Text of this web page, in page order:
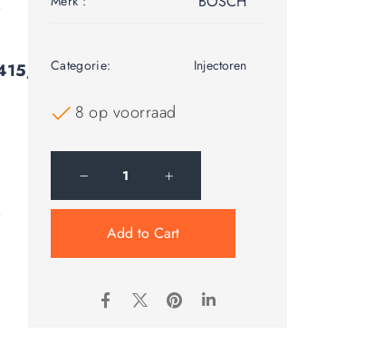
511/515
Categorie: Injectoren
8 op voorraad
Add to Cart